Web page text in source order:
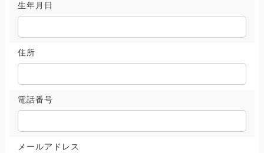
生年月日
住所
電話番号
メールアドレス